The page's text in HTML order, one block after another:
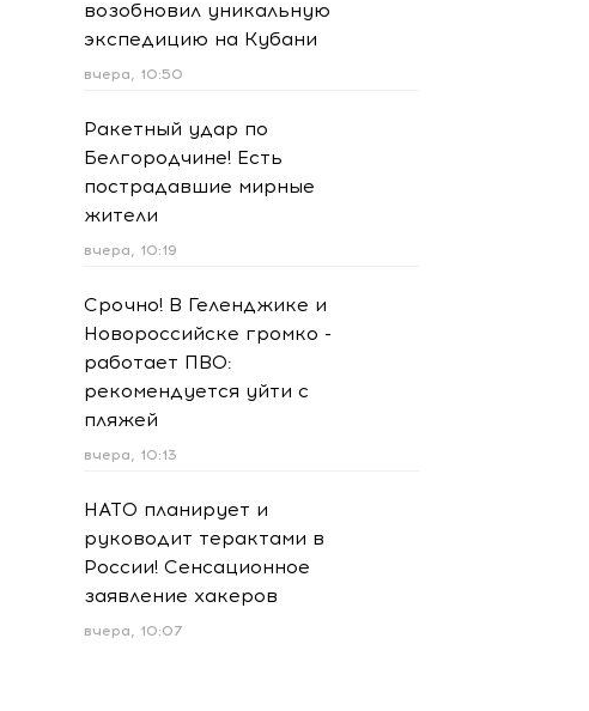
возобновил уникальную
экспедицию на Кубани
вчера, 10:50
Ракетный удар по
Белгородчине! Есть
пострадавшие мирные
жители
вчера, 10:19
Срочно! В Геленджике и
Новороссийске громко -
работает ПВО:
рекомендуется уйти с
пляжей
вчера, 10:13
НАТО планирует и
руководит терактами в
России! Сенсационное
заявление хакеров
вчера, 10:07